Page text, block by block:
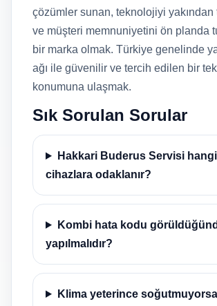
çözümler sunan, teknolojiyi yakından
ve müşteri memnuniyetini ön planda
bir marka olmak. Türkiye genelinde
ağı ile güvenilir ve tercih edilen bir
konumuna ulaşmak.
Sık Sorulan Sorular
Hakkari Buderus Servisi hangi
cihazlara odaklanır?
Kombi hata kodu
yapılmalıdır?
Klima yeterince